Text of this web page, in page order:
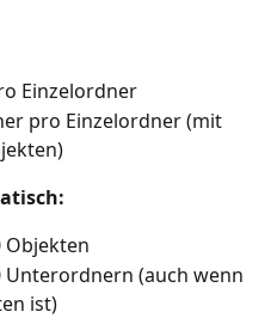
Einzelordner
pro Einzelordner (mit
Objekten
Unterordnern (auch wenn
ist)